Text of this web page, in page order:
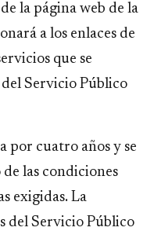
la página web de la
a los enlaces de
que se
Servicio Público
por cuatro años y se
las condiciones
exigidas. La
del Servicio Público